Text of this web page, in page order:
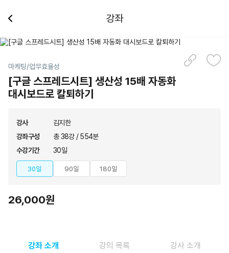
강좌
마케팅/업무효율성
[구글 스프레드시트] 생산성 15배 자동화
대시보드로 칼퇴하기
강사
김지한
강좌구성
총 38강 / 554분
수강기간
30일
30일 90일 180일
26,000원
강좌 소개 강의 목록 강사 소개